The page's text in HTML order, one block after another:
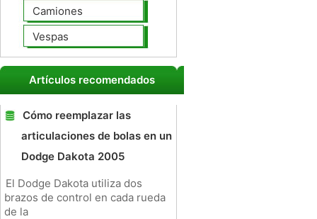
Camiones
Vespas
Artículos recomendados
Cómo reemplazar las
articulaciones de bolas en un
Dodge Dakota 2005
El Dodge Dakota utiliza dos
brazos de control en cada rueda
de la